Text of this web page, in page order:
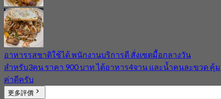
อาหารรสชาติใช้ได้ พนักงานบริการดี สั่งเซตมื้อกลางวัน
สำหรับ3คน ราคา 900 บาท ได้อาหาร4จาน และน้ำคนละขวด คุ้ม
ค่าดีครับ
更多評價